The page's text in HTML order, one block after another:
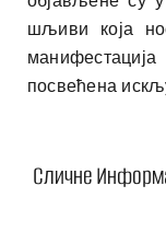
шљиви која
посвећена
Сличне